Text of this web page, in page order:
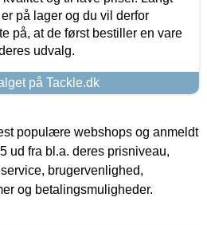
på lager og du vil derfor
på, at de først bestiller en vare
udvalg.
på Tackle.dk
populære webshops og anmeldt
ud fra bl.a. deres prisniveau,
brugervenlighed,
og betalingsmuligheder.